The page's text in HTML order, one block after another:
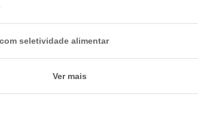
de crédito ou
seletividade alimentar
Ver mais